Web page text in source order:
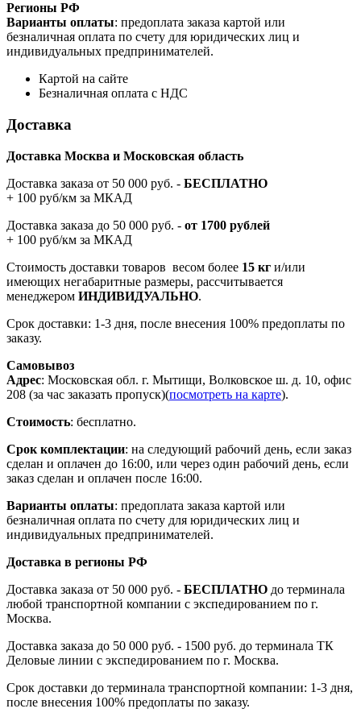
Регионы РФ
Варианты оплаты: предоплата заказа картой или
безналичная оплата по счету для юридических лиц и
индивидуальных предпринимателей.
Картой на сайте
Безналичная оплата с НДС
Доставка
Доставка Москва и Московская область
Доставка заказа от 50 000 руб. - БЕСПЛАТНО
+ 100 руб/км за МКАД
Доставка заказа до 50 000 руб. - от 1700 рублей
+ 100 руб/км за МКАД
Стоимость доставки товаров весом более 15 кг и/или
имеющих негабаритные размеры, рассчитывается
менеджером ИНДИВИДУАЛЬНО.
Срок доставки: 1-3 дня, после внесения 100% предоплаты по
заказу.
Самовывоз
Адрес: Московская обл. г. Мытищи, Волковское ш. д. 10, офис
208 (за час заказать пропуск)(посмотреть на карте).
Стоимость: бесплатно.
Срок комплектации: на следующий рабочий день, если заказ
сделан и оплачен до 16:00, или через один рабочий день, если
заказ сделан и оплачен после 16:00.
Варианты оплаты: предоплата заказа картой или
безналичная оплата по счету для юридических лиц и
индивидуальных предпринимателей.
Доставка в регионы РФ
Доставка заказа от 50 000 руб. - БЕСПЛАТНО до терминала
любой транспортной компании с экспедированием по г.
Москва.
Доставка заказа до 50 000 руб. - 1500 руб. до терминала ТК
Деловые линии с экспедированием по г. Москва.
Срок доставки до терминала транспортной компании: 1-3 дня,
после внесения 100% предоплаты по заказу.